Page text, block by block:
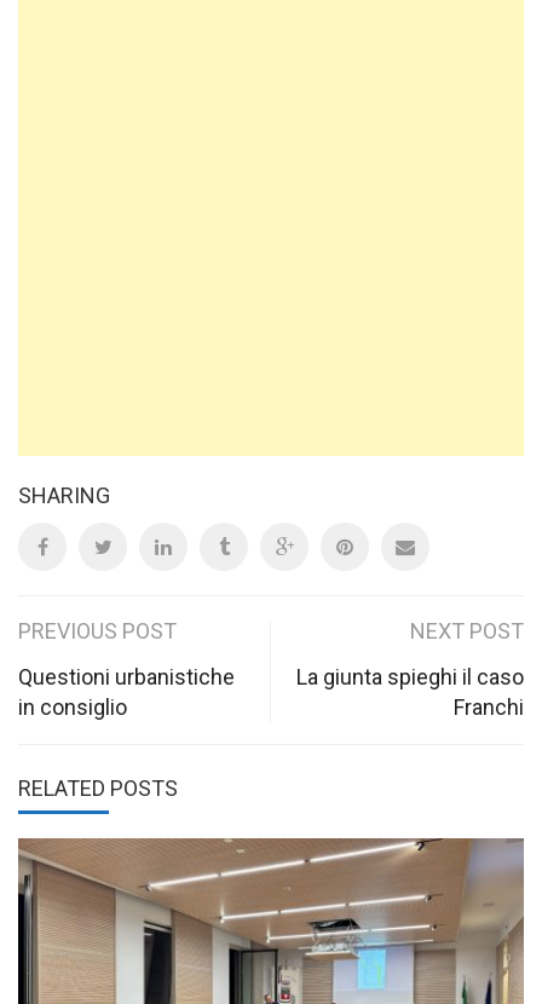
SHARING
Post
navigation
PREVIOUS POST
Questioni urbanistiche
in consiglio
NEXT POST
La giunta spieghi il caso
Franchi
RELATED POSTS